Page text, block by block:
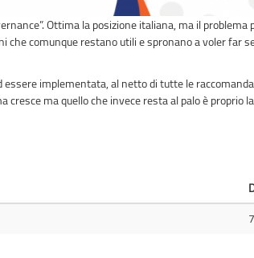
Ottima la posizione italiana, ma il
che comunque restano utili e spronano a voler far
implementata, al netto di tutte le
ma quello che invece resta al palo è proprio